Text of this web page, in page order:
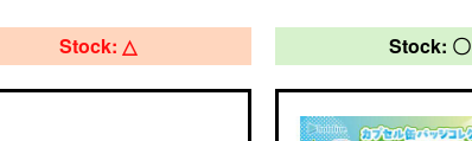
Stock: △ Stock: 〇